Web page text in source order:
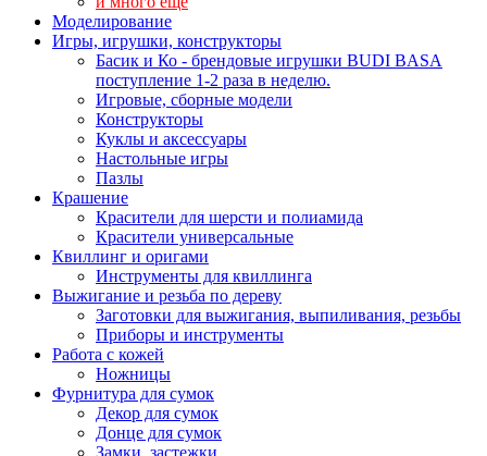
Моделирование
Игры, игрушки, конструкторы
Басик и Ко - брендовые игрушки BUDI BASA
поступление 1-2 раза в неделю.
Игровые, сборные модели
Конструкторы
Куклы и аксессуары
Настольные игры
Пазлы
Крашение
Красители для шерсти и полиамида
Красители универсальные
Квиллинг и оригами
Инструменты для квиллинга
Выжигание и резьба по дереву
Заготовки для выжигания, выпиливания, резьбы
Приборы и инструменты
Работа с кожей
Ножницы
Фурнитура для сумок
Декор для сумок
Донце для сумок
Замки, застежки